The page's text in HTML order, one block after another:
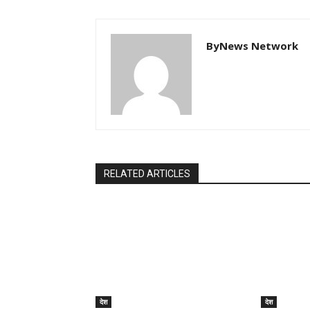
ByNews Network
RELATED ARTICLES
देश देश